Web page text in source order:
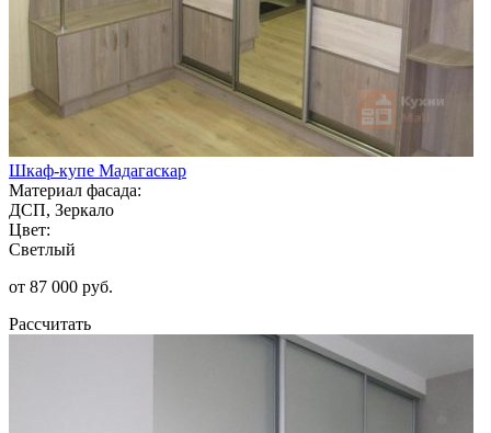
Шкаф-купе Мадагаскар
Материал фасада:
ДСП, Зеркало
Цвет:
Светлый
от 87 000 руб.
Рассчитать